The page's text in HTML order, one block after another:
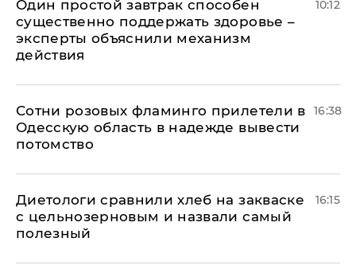
Один простой завтрак способен
существенно поддержать здоровье –
эксперты объяснили механизм
действия
10:12
Сотни розовых фламинго прилетели в
Одесскую область в надежде вывести
потомство
16:38
Диетологи сравнили хлеб на закваске
с цельнозерновым и назвали самый
полезный
16:15